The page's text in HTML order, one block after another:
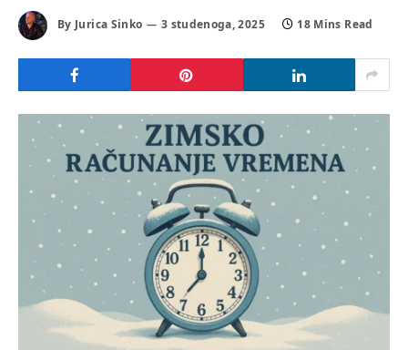
By Jurica Sinko 3 studenoga, 2025 18 Mins Read